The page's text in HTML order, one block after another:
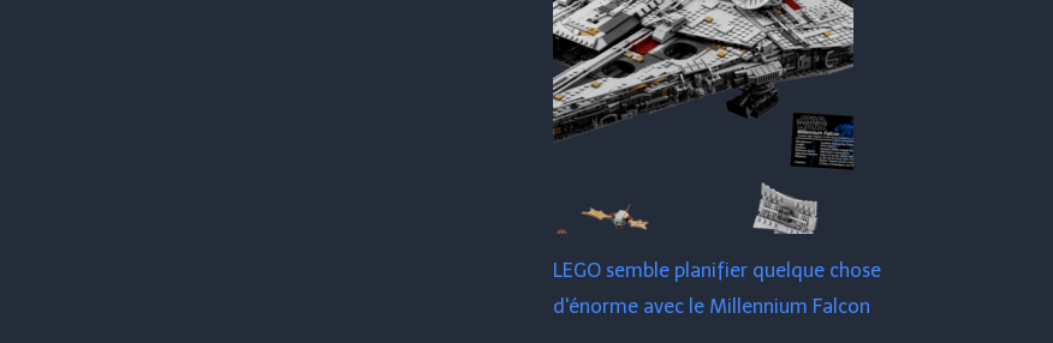
LEGO semble planifier quelque chose
d'énorme avec le Millennium Falcon